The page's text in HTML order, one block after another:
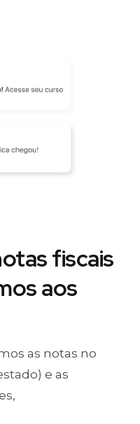
fiscais
aos
as notas no
e as